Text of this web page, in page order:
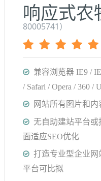
响应式农
80005741）
兼容浏览器 IE9 /
/ Safari / Opera / 360 /
网站所有图片和
无自助建站平台
面适应SEO优化
打造专业型企业
平台可比拟